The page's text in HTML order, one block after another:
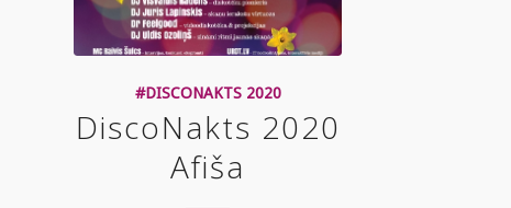
#DISCONAKTS 2020
DiscoNakts 2020
Afiša